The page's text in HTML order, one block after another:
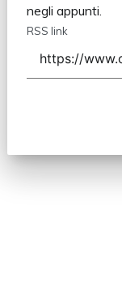
negli appunti.
RSS link